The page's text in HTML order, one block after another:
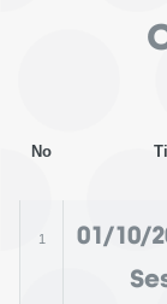
No
1
01/10/